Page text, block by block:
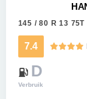
145 / 80 R 13 75T
7.4
D
Verbruik